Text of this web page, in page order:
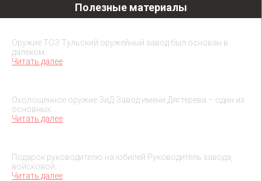
Полезные материалы
Оружие ТОЗ Тульский оружейный завод был основан в
далеком…
Читать далее
Охолощенное оружие ЗиД Завод имени Дягтерева – один из
основных…
Читать далее
Подарок руководителю на юбилей Руководитель завода,
войсковой…
Читать далее